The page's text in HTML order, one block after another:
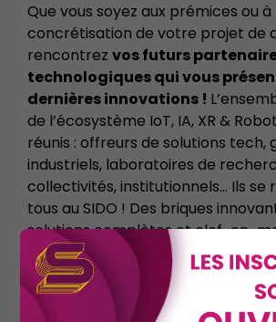
Que vous soyez aux prémices ou à
concrétisation de votre projet de
rencontrez vos futurs
technologiques qui vous
dernières innovations !
de l’écosystème IoT, IA, XR &
réunis : offreurs de solutions tech,
industriels, laboratoires de
collectivités, institutionnels… Ils se
tous au SIDO ! Des briques
solutions complètes et clef-en-
chaîne de valeur est représentée.